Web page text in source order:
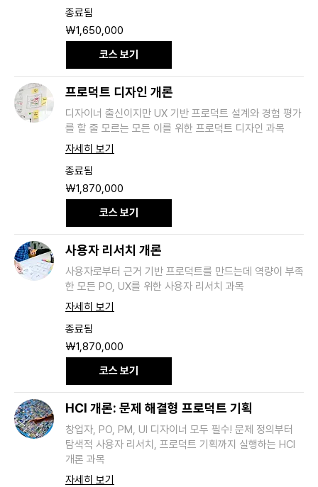
종료됨
1,650,000
대
원
₩1,650,000
코스 보기
프로덕트 디자인 개론
디자이너 출신이지만 UX 기반 프로덕트 설계와 경험 평가
를 할 줄 모르는 모든 이를 위한 프로덕트 디자인 과목
자세히 보기
종료됨
1,870,000
대
원
₩1,870,000
코스 보기
사용자 리서치 개론
사용자로부터 근거 기반 프로덕트를 만드는데 역량이 부족
한 모든 PO, UX를 위한 사용자 리서치 과목
자세히 보기
종료됨
1,870,000
대
원
₩1,870,000
코스 보기
HCI 개론: 문제 해결형 프로덕트 기획
창업자, PO, PM, UI 디자이너 모두 필수! 문제 정의부터
탐색적 사용자 리서치, 프로덕트 기획까지 실행하는 HCI
개론 과목
자세히 보기